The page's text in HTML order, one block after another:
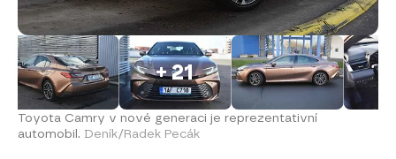
+ 21
Toyota Camry v nové generaci je reprezentativní
automobil. Deník/Radek Pecák